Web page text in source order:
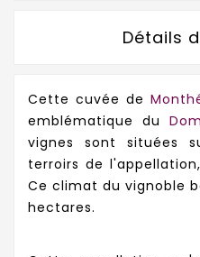
Détails
Cette cuvée de
emblématique du
vignes sont situées
terroirs de
Ce climat du vignoble
hectares.